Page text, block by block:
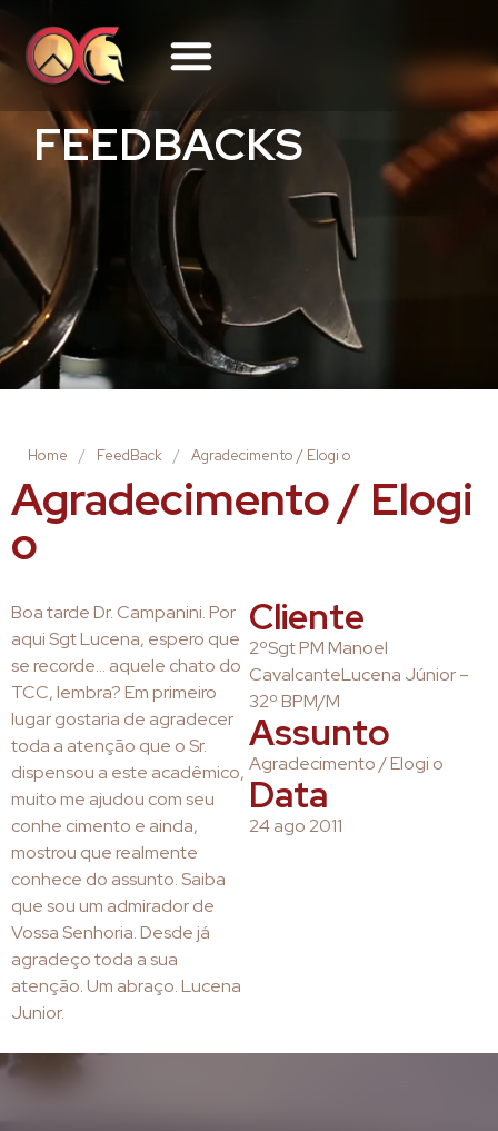
FEEDBACKS
Home / FeedBack / Agradecimento / Elogi o
Agradecimento / Elogi
o
Boa tarde Dr. Campanini. Por
aqui Sgt Lucena, espero que
se recorde… aquele chato do
TCC, lembra? Em primeiro
lugar gostaria de agradecer
toda a atenção que o Sr.
dispensou a este acadêmico,
muito me ajudou com seu
conhe cimento e ainda,
mostrou que realmente
conhece do assunto. Saiba
que sou um admirador de
Vossa Senhoria. Desde já
agradeço toda a sua
atenção. Um abraço. Lucena
Junior.
Cliente
2ºSgt PM Manoel
CavalcanteLucena Júnior –
32º BPM/M
Assunto
Agradecimento / Elogi o
Data
24 ago 2011